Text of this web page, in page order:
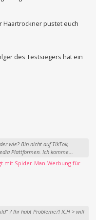
Haartrockner pustet euch
des Testsiegers hat ein
wie? Bin nicht auf TikTok,
Plattformen. Ich komme...
mit Spider-Man-Werbung für
? Ihr habt Probleme?! ICH > will